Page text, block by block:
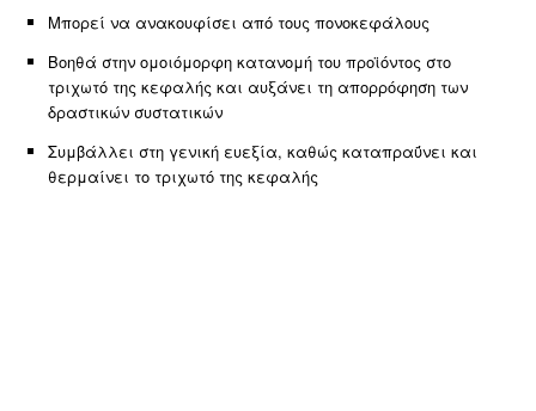
Μπορεί να ανακουφίσει από τους πονοκεφάλους
Βοηθά στην ομοιόμορφη κατανομή του προϊόντος στο
τριχωτό της κεφαλής και αυξάνει τη απορρόφηση των
δραστικών συστατικών
Συμβάλλει στη γενική ευεξία, καθώς καταπραΰνει και
θερμαίνει το τριχωτό της κεφαλής